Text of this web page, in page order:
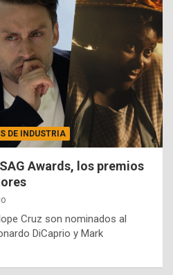
DE INDUSTRIA
Awards, los premios
Cruz son nominados al
DiCaprio y Mark